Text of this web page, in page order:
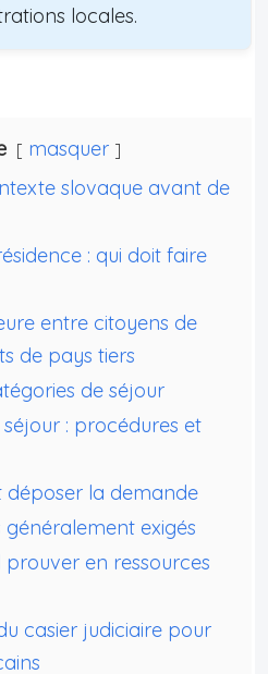
locales.
masquer
slovaque avant de
: qui doit faire
entre citoyens de
de pays tiers
de séjour
: procédures et
déposer la demande
exigés
en ressources
casier judiciaire pour